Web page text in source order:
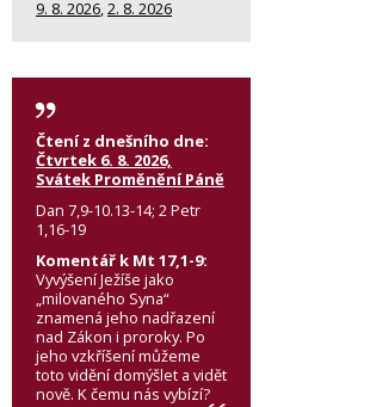
9. 8. 2026,2. 8. 2026
Čtení z dnešního dne:
Čtvrtek 6. 8. 2026,
Svátek Proměnění Páně
Dan 7,9-10.13-14; 2 Petr
1,16-19
Komentář k Mt 17,1-9:
Vyvýšení Ježíše jako
„milovaného Syna“
znamená jeho nadřazení
nad Zákon i proroky. Po
jeho vzkříšení můžeme
toto vidění domýšlet a vidět
nově. K čemu nás vybízí?